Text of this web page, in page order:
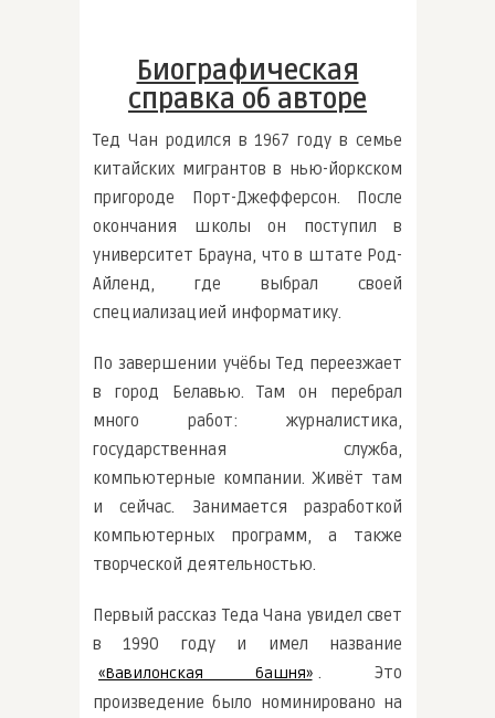
Биографическая
справка об авторе
Тед Чан родился в 1967 году в семье
китайских мигрантов в нью-йоркском
пригороде Порт-Джефферсон. После
окончания школы он поступил в
университет Брауна, что в штате Род-
Айленд, где выбрал своей
специализацией информатику.
По завершении учёбы Тед переезжает
в город Белавью. Там он перебрал
много работ: журналистика,
государственная служба,
компьютерные компании. Живёт там
и сейчас. Занимается разработкой
компьютерных программ, а также
творческой деятельностью.
Первый рассказ Теда Чана увидел свет
в 1990 году и имел название
«Вавилонская башня» . Это
произведение было номинировано на